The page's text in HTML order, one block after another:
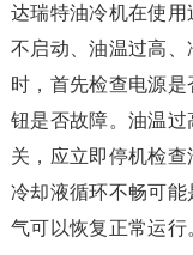
达瑞特油冷机在使
不启动、油温过高
时，首先检查电源
钮是否故障。油温
关，应立即停机检查
冷却液循环不畅可
气可以恢复正常运行